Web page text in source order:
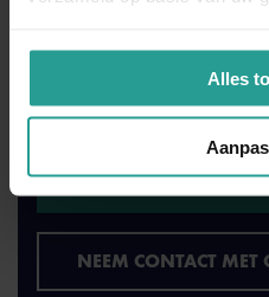
Alles
wij uw bedrijf rattenvrij.
zullen komen. Wég met dat
NEEM CONTACT MET